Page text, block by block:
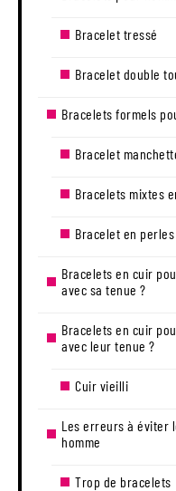
Bracelet tressé
Bracelet double
Bracelets formels
Bracelet
Bracelets mixtes
Bracelet en perles
Bracelets en cuir
avec sa tenue ?
Bracelets en cuir
avec leur tenue ?
Cuir vieilli
Les erreurs à éviter
homme
Trop de bracelets